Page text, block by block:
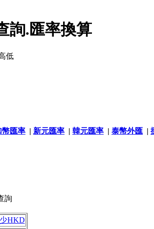
詢.匯率換算
低
幣匯率 | 新元匯率 | 韓元匯率 | 泰幣外匯 |
詢
HKD